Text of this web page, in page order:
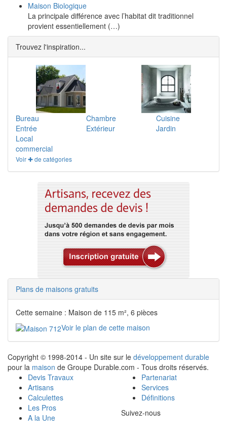
Maison Biologique
La principale différence avec l’habitat dit traditionnel
provient essentiellement (…)
Trouvez l'inspiration...
Bureau Chambre
Cuisine
Entrée
Extérieur
Jardin
Local
commercial
Voir ✚ de catégories
Plans de maisons gratuits
Cette semaine : Maison de 115 m², 6 pièces
Voir le plan de cette maison
Copyright © 1998-2014 - Un site sur le développement durable
pour la maison de Groupe Durable.com - Tous droits réservés.
Devis Travaux
Artisans
Calculettes
Les Pros
A la Une
Partenariat
Services
Définitions
Suivez-nous